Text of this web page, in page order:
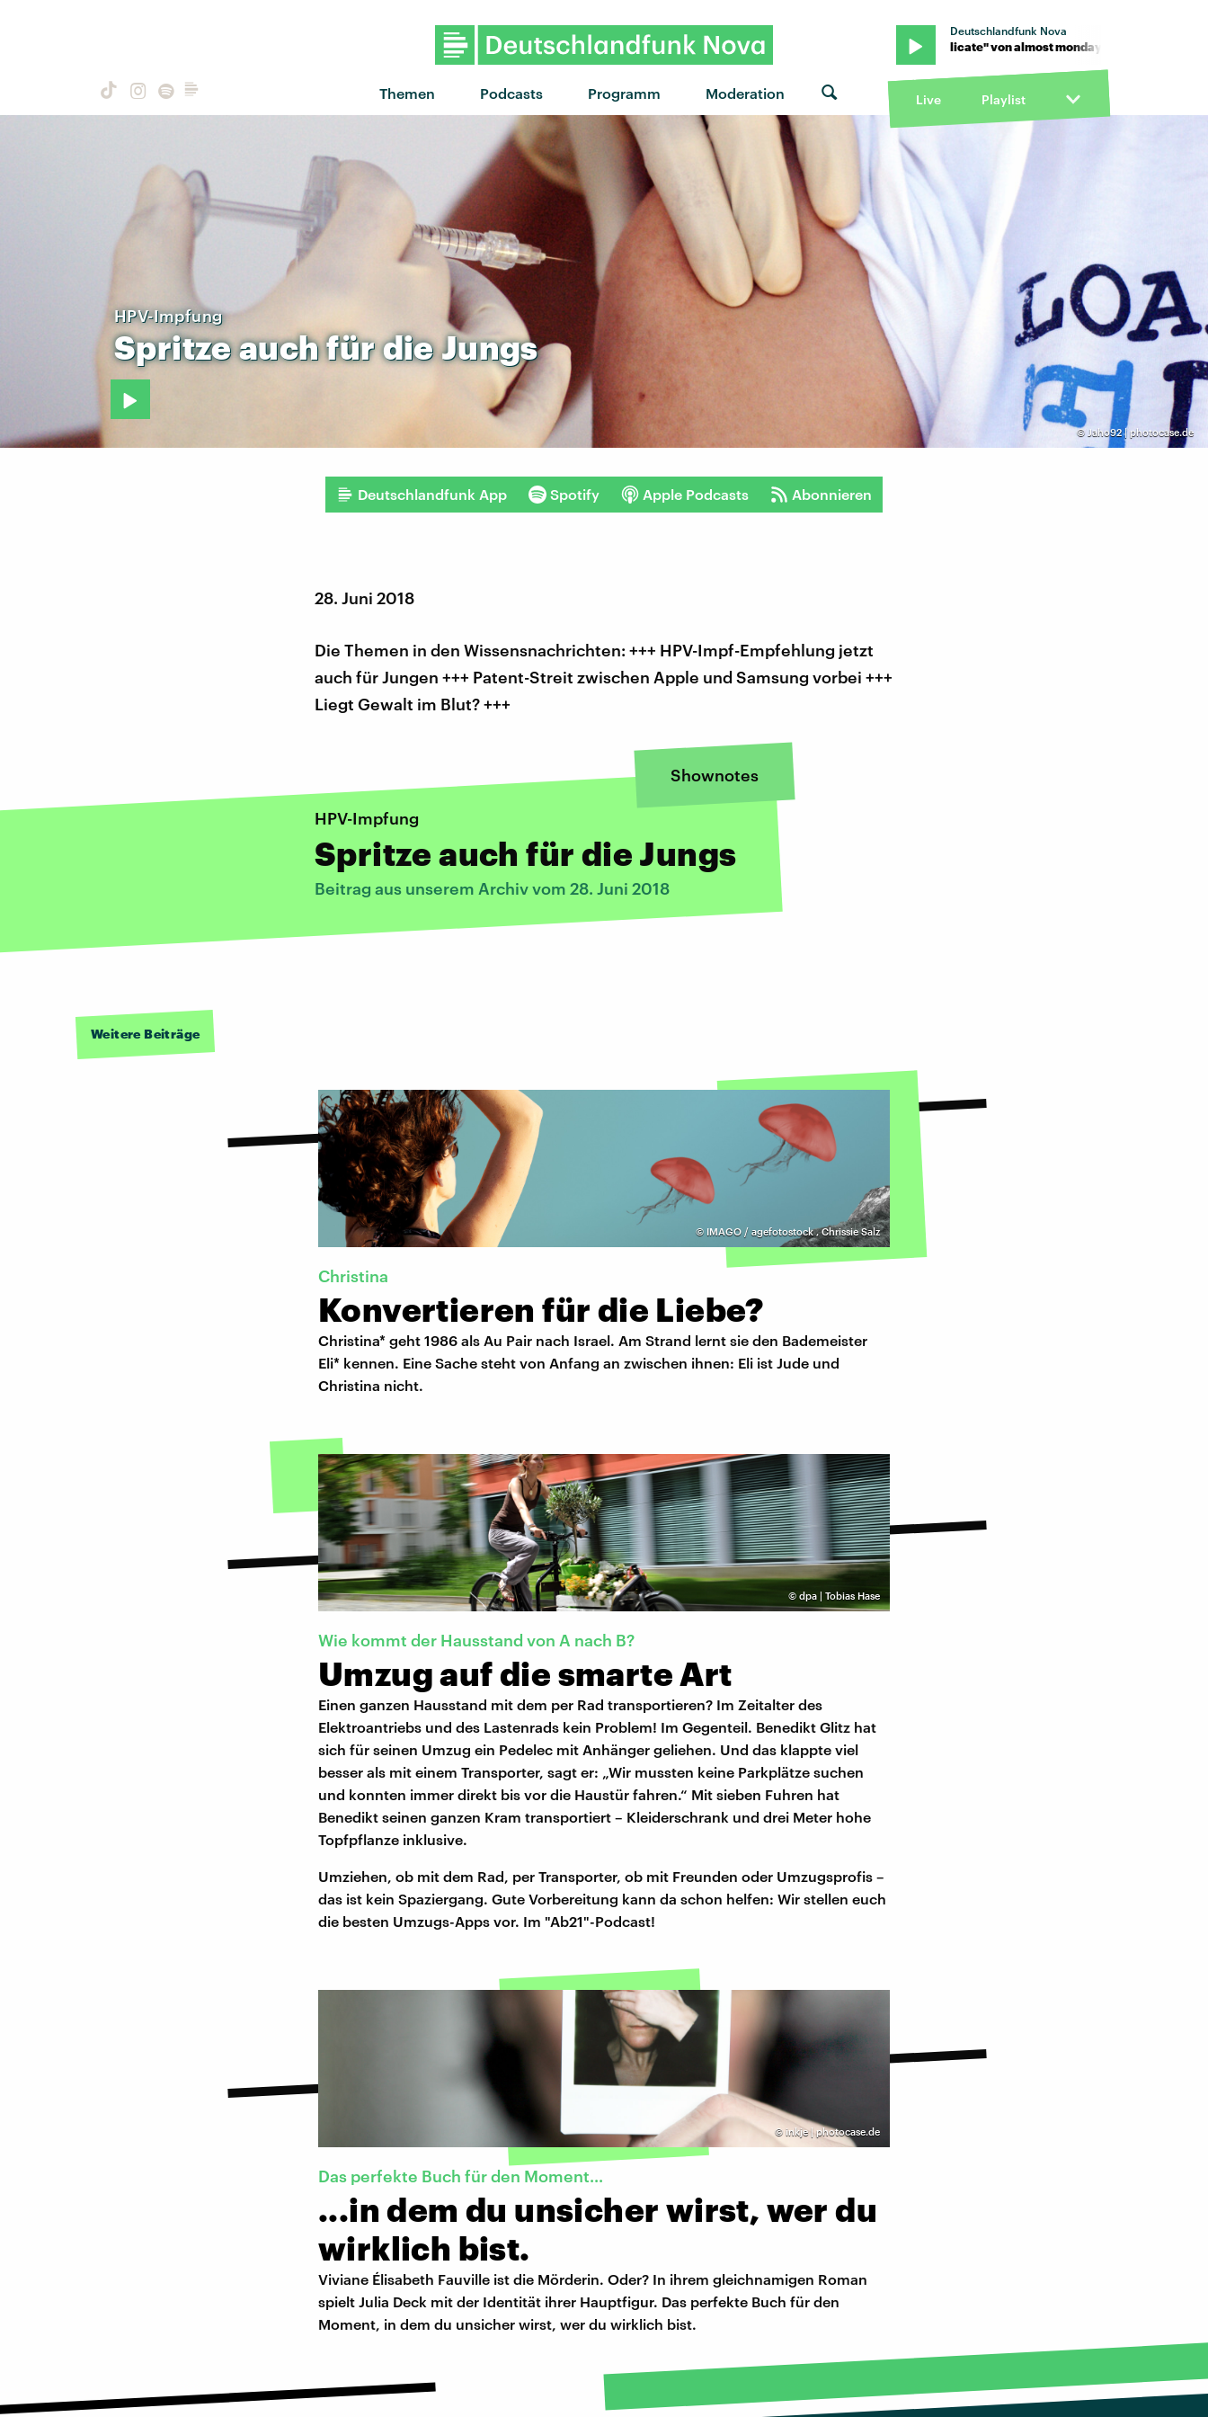
Themen Podcasts Programm Moderation
Deutschlandfunk Nova
"delicate" von almost monday · "delicate" von almost monday · "delicate" von almost
Live Playlist
© Jaho92 | photocase.de
HPV-Impfung
SpritzeauchfürdieJungs
Deutschlandfunk App Spotify Apple Podcasts Abonnieren
28. Juni 2018
Die Themen in den Wissensnachrichten: +++ HPV-Impf-Empfehlung jetzt
auch für Jungen +++ Patent-Streit zwischen Apple und Samsung vorbei +++
Liegt Gewalt im Blut? +++
Shownotes
HPV-Impfung
Spritze auch für die Jungs
Beitrag aus unserem Archiv vom 28. Juni 2018
Weitere Beiträge
© IMAGO / agefotostock,Chrissie Salz
Christina
Konvertieren für die Liebe?
Christina* geht 1986 als Au Pair nach Israel. Am Strand lernt sie den Bademeister
Eli* kennen. Eine Sache steht von Anfang an zwischen ihnen: Eli ist Jude und
Christina nicht.
© dpa | Tobias Hase
Wie kommt der Hausstand von A nach B?
Umzug auf die smarte Art
Einen ganzen Hausstand mit dem per Rad transportieren? Im Zeitalter des
Elektroantriebs und des Lastenrads kein Problem! Im Gegenteil. Benedikt Glitz hat
sich für seinen Umzug ein Pedelec mit Anhänger geliehen. Und das klappte viel
besser als mit einem Transporter, sagt er: „Wir mussten keine Parkplätze suchen
und konnten immer direkt bis vor die Haustür fahren.“ Mit sieben Fuhren hat
Benedikt seinen ganzen Kram transportiert – Kleiderschrank und drei Meter hohe
Topfpflanze inklusive.
Umziehen, ob mit dem Rad, per Transporter, ob mit Freunden oder Umzugsprofis –
das ist kein Spaziergang. Gute Vorbereitung kann da schon helfen: Wir stellen euch
die besten Umzugs-Apps vor. Im "Ab21"-Podcast!
© inkje | photocase.de
Das perfekte Buch für den Moment...
...in dem du unsicher wirst, wer du
wirklich bist.
Viviane Élisabeth Fauville ist die Mörderin. Oder? In ihrem gleichnamigen Roman
spielt Julia Deck mit der Identität ihrer Hauptfigur. Das perfekte Buch für den
Moment, in dem du unsicher wirst, wer du wirklich bist.